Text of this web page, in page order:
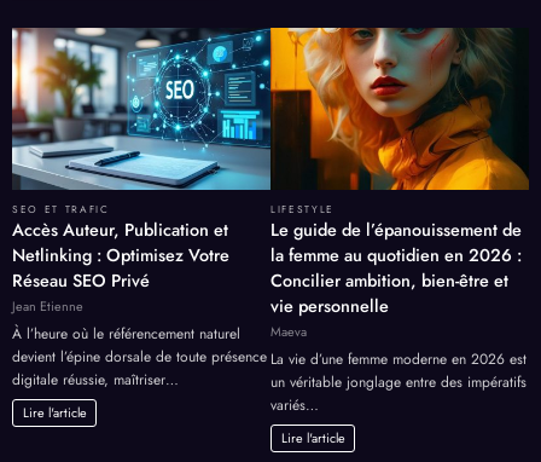
SEO ET TRAFIC
Accès Auteur, Publication et
Netlinking : Optimisez Votre
Réseau SEO Privé
Jean Etienne
À l’heure où le référencement naturel
devient l’épine dorsale de toute présence
digitale réussie, maîtriser…
Lire l'article
LIFESTYLE
Le guide de l’épanouissement de
la femme au quotidien en 2026 :
Concilier ambition, bien-être et
vie personnelle
Maeva
La vie d’une femme moderne en 2026 est
un véritable jonglage entre des impératifs
variés…
Lire l'article